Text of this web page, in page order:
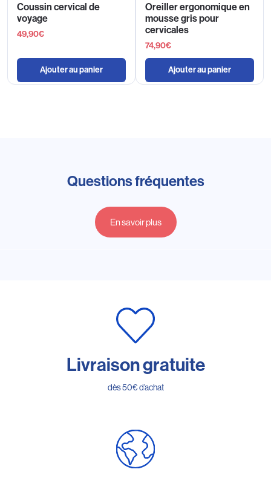
Coussin cervical de
voyage
49,90€
Ajouter au panier
Oreiller ergonomique en
mousse gris pour
cervicales
74,90€
Ajouter au panier
Questions fréquentes
En savoir plus
Livraison gratuite
dès 50€ d’achat